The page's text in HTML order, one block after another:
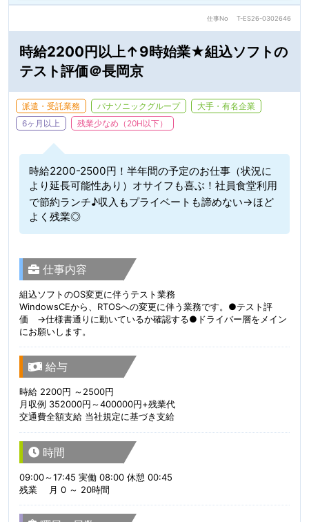
仕事No T-ES26-0302646
時給2200円以上↑9時始業★組込ソフトの
テスト評価＠長岡京
派遣・受託業務 パナソニックグループ
大手・有名企業
6ヶ月以上
残業少なめ（20H以下）
時給2200-2500円！半年間の予定のお仕事（状況に
より延長可能性あり）オサイフも喜ぶ！社員食堂利用
で節約ランチ♪収入もプライベートも諦めない→ほど
よく残業◎
仕事内容
組込ソフトのOS変更に伴うテスト業務
WindowsCEから、RTOSへの変更に伴う業務です。●テスト評
価 →仕様書通りに動いているか確認する●ドライバー層をメイン
にお願いします。
給与
時給 2200円 ～2500円
月収例 352000円～400000円+残業代
交通費全額支給 当社規定に基づき支給
時間
09:00～17:45 実働 08:00 休憩 00:45
残業 月 0 ～ 20時間